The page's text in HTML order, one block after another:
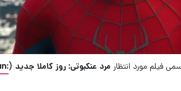
فیلم مورد انتظار مرد عنکبوتی: روز کاملا جدید (